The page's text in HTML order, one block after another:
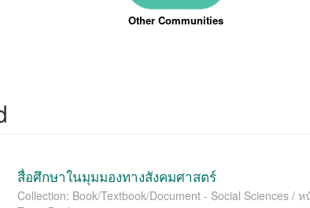
Other Communities
สื่อศึกษาในมุมมองทางสังคมศาสตร์
Collection: Book/Textbook/Document - Social Sciences /